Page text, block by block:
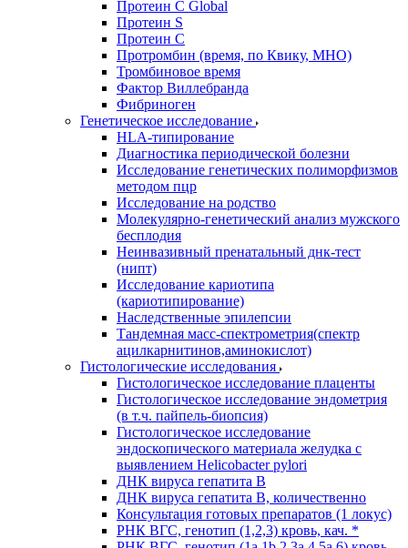
Протеин C Global
Протеин S
Протеин С
Протромбин (время, по Квику, МНО)
Тромбиновое время
Фактор Виллебранда
Фибриноген
Генетическое исследование
HLA-типирование
Диагностика периодической болезни
Исследование генетических полиморфизмов
методом пцр
Исследование на родство
Молекулярно-генетический анализ мужского
бесплодия
Неинвазивный пренатальный днк-тест
(нипт)
Исследование кариотипа
(кариотипирование)
Наследственные эпилепсии
Тандемная масс-спектрометрия(спектр
ацилкарнитинов,аминокислот)
Гистологические исследования
Гистологическое исследование плаценты
Гистологическое исследование эндометрия
(в т.ч. пайпель-биопсия)
Гистологическое исследование
эндоскопического материала желудка с
выявлением Helicobacter pylori
ДНК вируса гепатита B
ДНК вируса гепатита B, количественно
Консультация готовых препаратов (1 локус)
РНК ВГC, генотип (1,2,3) кровь, кач. *